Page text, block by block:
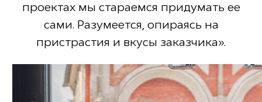
проектах мы стараемся придумать ее
сами. Разумеется, опираясь на
пристрастия и вкусы заказчика».